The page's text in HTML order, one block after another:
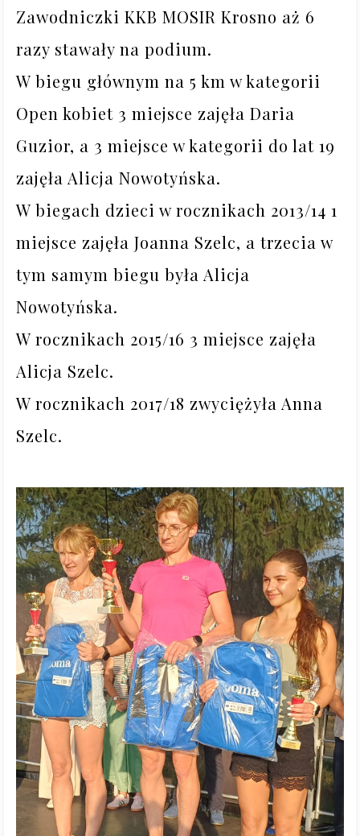
Zawodniczki KKB MOSIR Krosno aż 6
razy stawały na podium.
W biegu głównym na 5 km w kategorii
Open kobiet 3 miejsce zajęła Daria
Guzior, a 3 miejsce w kategorii do lat 19
zajęła Alicja Nowotyńska.
W biegach dzieci w rocznikach 2013/14 1
miejsce zajęła Joanna Szelc, a trzecia w
tym samym biegu była Alicja
Nowotyńska.
W rocznikach 2015/16 3 miejsce zajęła
Alicja Szelc.
W rocznikach 2017/18 zwyciężyła Anna